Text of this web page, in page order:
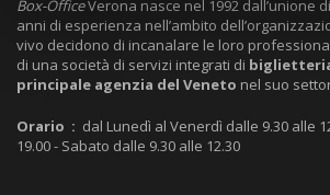
Box-OfficeVerona nasce nel 1992 dall’unione
anni di esperienza nell’ambito
vivo decidono di incanalare le loro
di una società di servizi integrati di
principale agenzia del Veneto nel suo
Orario : dal Lunedì al Venerdì dalle 9.30 alle
19.00 - Sabato dalle 9.30 alle 12.30